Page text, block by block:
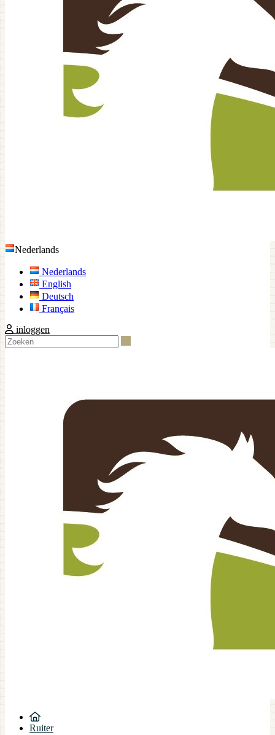
Nederlands
Nederlands
English
Deutsch
Français
inloggen
Ruiter